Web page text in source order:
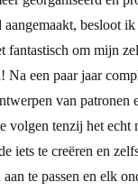
georganiseerd en
aangemaakt, besloot
om mijn
Na een paar jaar
van
volgen tenzij het
iets te creëren en